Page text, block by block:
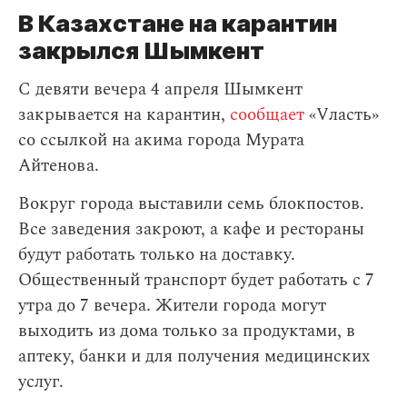
В Казахстане на карантин
закрылся Шымкент
С девяти вечера 4 апреля Шымкент
закрывается на карантин, сообщает«Vласть»
со ссылкой на акима города Мурата
Айтенова.
Вокруг города выставили семь блокпостов.
Все заведения закроют, а кафе и рестораны
будут работать только на доставку.
Общественный транспорт будет работать с 7
утра до 7 вечера. Жители города могут
выходить из дома только за продуктами, в
аптеку, банки и для получения медицинских
услуг.